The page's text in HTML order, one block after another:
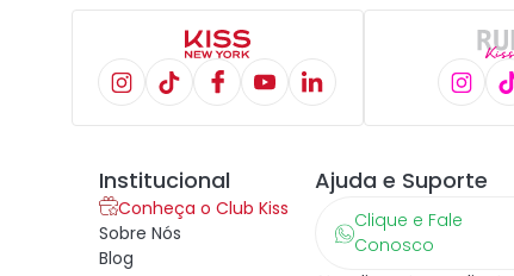
Institucional
Conheça o Club Kiss
Sobre Nós
Blog
Ajuda e Suporte
Clique e Fale
Conosco